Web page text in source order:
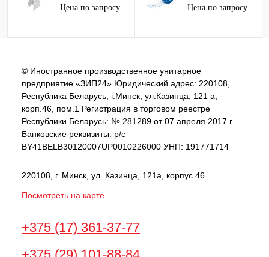
GZT80, GZM80
Цена по запросу
(2*200*50)
Цена по запросу
© Иностранное производственное унитарное
предприятие «ЗИП24» Юридический адрес: 220108,
Республика Беларусь, г.Минск, ул.Казинца, 121 а,
корп.46, пом.1 Регистрация в торговом реестре
Республики Беларусь: № 281289 от 07 апреля 2017 г.
Банковские реквизиты: р/с
BY41BELB30120007UP0010226000 УНП: 191771714
220108, г. Минск, ул. Казинца, 121а, корпус 46
Посмотреть на карте
+375 (17) 361-37-77